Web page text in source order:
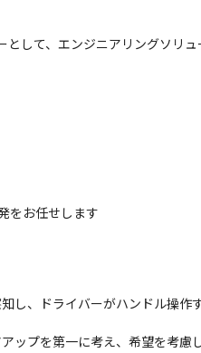
して、エンジニアリングソリ
をお任せします
、ドライバーがハンドル操作
ップを第一に考え、希望を考慮